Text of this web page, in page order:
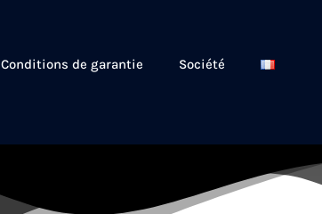
Conditions de garantie Société